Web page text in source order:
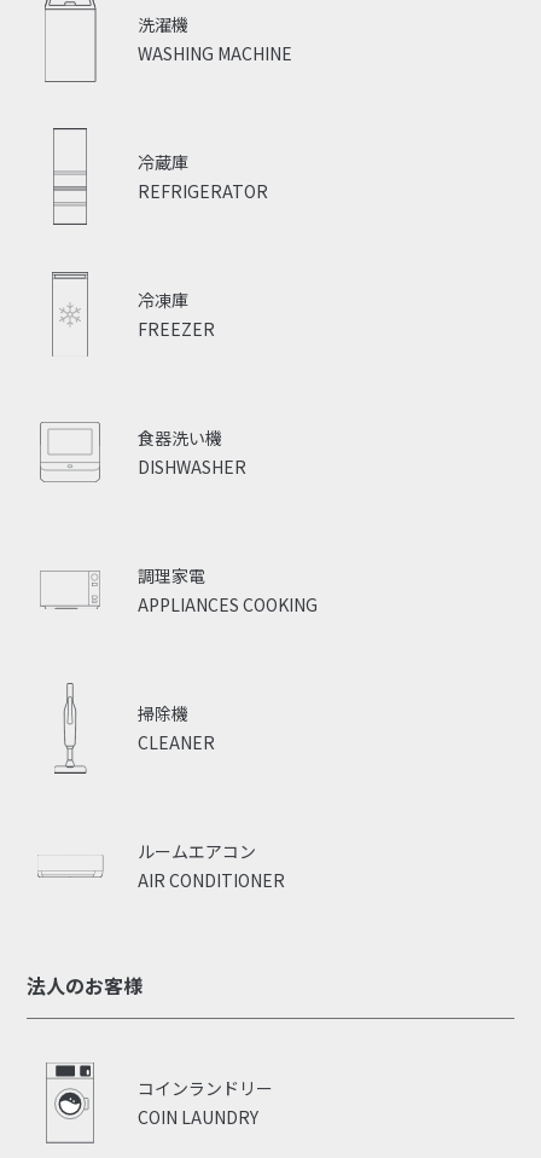
WASHING MACHINE
洗濯機
REFRIGERATOR
冷蔵庫
FREEZER
冷凍庫
DISHWASHER
食器洗い機
APPLIANCES COOKING
調理家電
CLEANER
掃除機
AIR CONDITIONER
ルームエアコン
法人のお客様
COIN LAUNDRY
コインランドリー